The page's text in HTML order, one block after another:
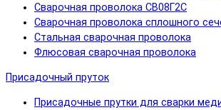
Сварочная проволока СВ08Г2С
Сварочная проволока сплошного
Стальная сварочная проволока
Флюсовая сварочная проволока
Присадочный пруток
Присадочные прутки для сварки